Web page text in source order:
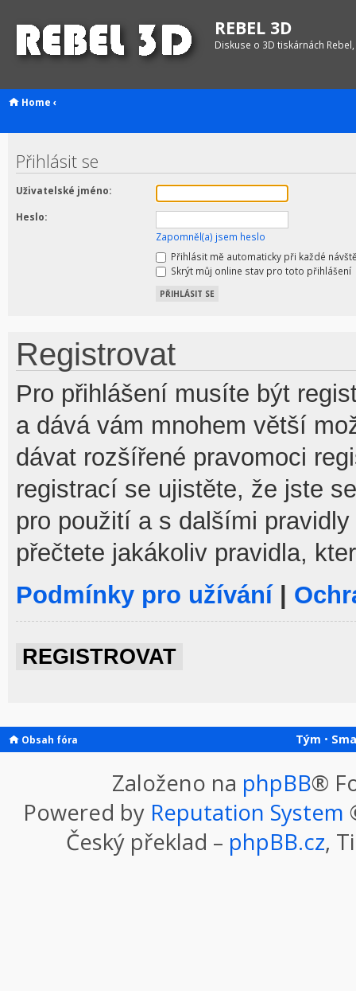
REBEL 3D
Diskuse o 3D tiskárnách
Home ‹
Přihlásit se
Uživatelské jméno:
Heslo:
Zapomněl(a) jsem heslo
Přihlásit mě automaticky při každé
Skrýt můj online stav pro toto přihlášení
Registrovat
Pro přihlášení musíte být
a dává vám mnohem větší
dávat rozšířené pravomoci
registrací se ujistěte, že jste
pro použití a s dalšími
přečtete jakákoliv pravidla,
Podmínky pro užívání|
REGISTROVAT
Obsah fóra Tým •
Založeno na phpBB®
Powered by Reputation System
Český překlad – phpBB.cz,